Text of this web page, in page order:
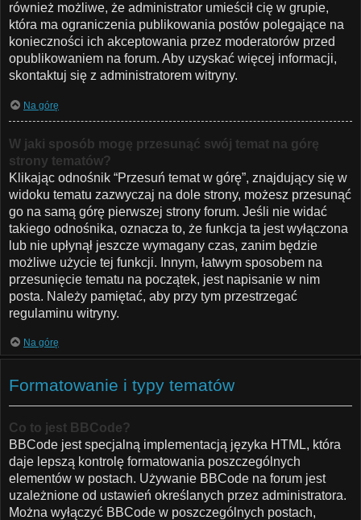
również możliwe, że administrator umieścił cię w grupie,
która ma ograniczenia publikowania postów polegające na
konieczności ich akceptowania przez moderatorów przed
opublikowaniem na forum. Aby uzyskać więcej informacji,
skontaktuj się z administratorem witryny.
Na górę
W jaki sposób mogę przesunąć swój temat na górę
strony tematów?
Klikając odnośnik “Przesuń temat w górę”, znajdujący się w
widoku tematu zazwyczaj na dole strony, możesz przesunąć
go na samą górę pierwszej strony forum. Jeśli nie widać
takiego odnośnika, oznacza to, że funkcja ta jest wyłączona
lub nie upłynął jeszcze wymagany czas, zanim będzie
możliwe użycie tej funkcji. Innym, łatwym sposobem na
przesunięcie tematu na początek, jest napisanie w nim
posta. Należy pamiętać, aby przy tym przestrzegać
regulaminu witryny.
Na górę
Formatowanie i typy tematów
Co to jest BBCode?
BBCode jest specjalną implementacją języka HTML, która
daje lepszą kontrolę formatowania poszczególnych
elementów w postach. Używanie BBCode na forum jest
uzależnione od ustawień określanych przez administratora.
Można wyłączyć BBCode w poszczególnych postach,